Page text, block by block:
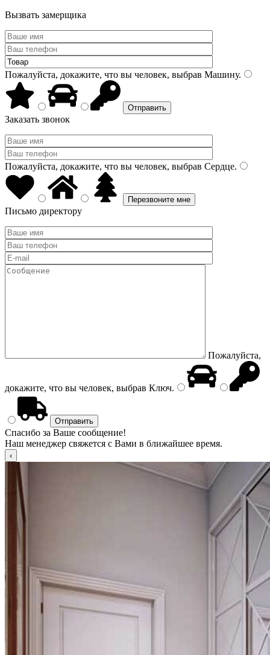
Вызвать замерщика
Пожалуйста, докажите, что вы человек, выбрав Машину.
Заказать звонок
Пожалуйста, докажите, что вы человек, выбрав Сердце.
Письмо директору
Пожалуйста,
докажите, что вы человек, выбрав Ключ.
Спасибо за Ваше сообщение!
Наш менеджер свяжется с Вами в ближайшее время.